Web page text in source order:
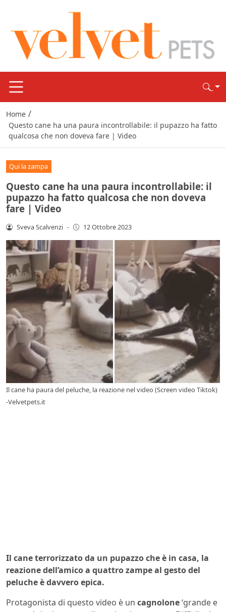
Home /
Questo cane ha una paura incontrollabile: il pupazzo ha fatto
qualcosa che non doveva fare | Video
Qui la zampa
Questo cane ha una paura incontrollabile: il
pupazzo ha fatto qualcosa che non doveva
fare | Video
Sveva Scalvenzi - 12 Ottobre 2023
Il cane ha paura del peluche, la reazione nel video (Screen video Tiktok)
-Velvetpets.it
Il cane terrorizzato da un pupazzo che è in casa, la
reazione dell’amico a quattro zampe al gesto del
peluche è davvero epica.
Protagonista di questo video è un cagnolone‘grande e